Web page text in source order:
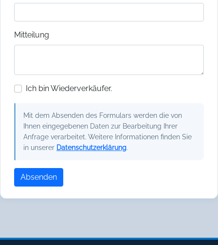
Mitteilung
Ich bin Wiederverkäufer.
Mit dem Absenden des Formulars werden die von
Ihnen eingegebenen Daten zur Bearbeitung Ihrer
Anfrage verarbeitet. Weitere Informationen finden Sie
in unserer Datenschutzerklärung.
Absenden